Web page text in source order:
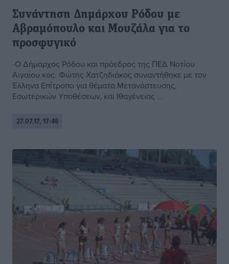
Συνάντηση Δημάρχου Ρόδου με
Αβραμόπουλο και Μουζάλα για το
προσφυγικό
-Ο Δήμαρχος Ρόδου και πρόεδρος της ΠΕΔ Νοτίου
Αιγαίου κος. Φώτης Χατζηδιάκος συναντήθηκε με τον
Έλληνα Επίτροπο για θέματα Μετανάστευσης,
Εσωτερικών Υποθέσεων, και Ιθαγένειας ...
27.07.17, 17:46